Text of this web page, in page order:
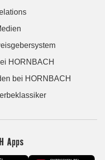
HORNBACH
bei HORNBACH
Apps